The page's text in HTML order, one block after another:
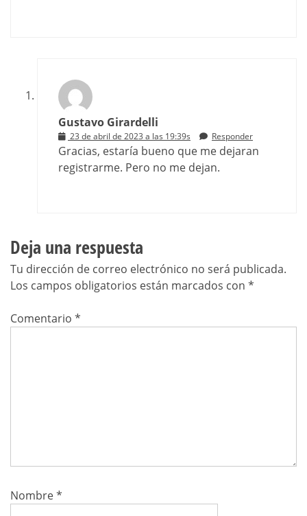
Gustavo Girardelli
23 de abril de 2023 a las 19:39s Responder
Gracias, estaría bueno que me dejaran
registrarme. Pero no me dejan.
Deja una respuesta
Tu dirección de correo electrónico no será publicada.
Los campos obligatorios están marcados con *
Comentario *
Nombre*